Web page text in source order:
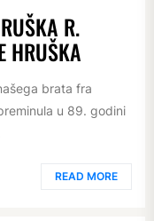
R.
HRUŠKA
brata fra
u 89. godini
READ MORE